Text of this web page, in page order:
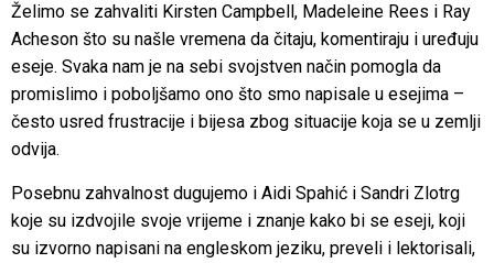
Želimo se zahvaliti Kirsten Campbell, Madeleine Rees i Ray
Acheson što su našle vremena da čitaju, komentiraju i uređuju
eseje. Svaka nam je na sebi svojstven način pomogla da
promislimo i poboljšamo ono što smo napisale u esejima –
često usred frustracije i bijesa zbog situacije koja se u zemlji
odvija.
Posebnu zahvalnost dugujemo i Aidi Spahić i Sandri Zlotrg
koje su izdvojile svoje vrijeme i znanje kako bi se eseji, koji
su izvorno napisani na engleskom jeziku, preveli i lektorisali,